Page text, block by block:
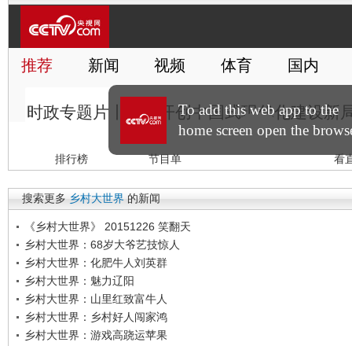
搜索更多 乡村大世界 的新闻
《乡村大世界》 20151226 笑翻天
乡村大世界：68岁大爷艺技惊人
乡村大世界：化肥牛人刘英群
乡村大世界：魅力辽阳
乡村大世界：山里红致富牛人
乡村大世界：乡村好人闯家鸿
乡村大世界：游戏高跷运苹果